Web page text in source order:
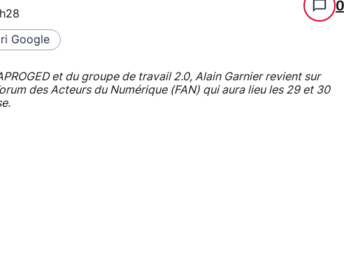
0
Google
et du groupe de travail 2.0, Alain Garnier revient sur
des Acteurs du Numérique (FAN) qui aura lieu les 29 et 30